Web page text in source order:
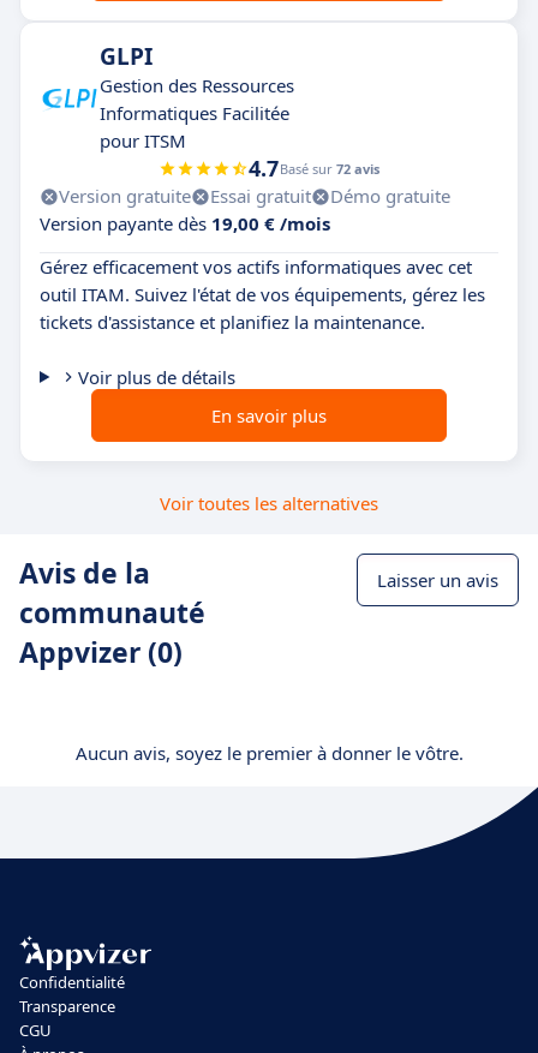
GLPI
Gestion des Ressources
Informatiques Facilitée
pour ITSM
4.7Basé sur 72 avis
Version gratuite Essai gratuit
Démo gratuite
Version payante dès 19,00 € /mois
Gérez efficacement vos actifs informatiques avec cet
outil ITAM. Suivez l'état de vos équipements, gérez les
tickets d'assistance et planifiez la maintenance.
Voir plus de détails
En savoir plus
Voir toutes les alternatives
Avis de la
communauté
Appvizer (0)
Laisser un avis
Aucun avis, soyez le premier à donner le vôtre.
Confidentialité
Transparence
CGU